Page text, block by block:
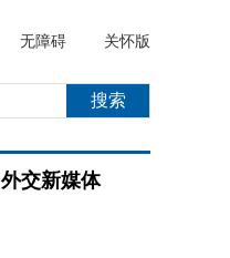
无障碍 关怀版
外交新媒体